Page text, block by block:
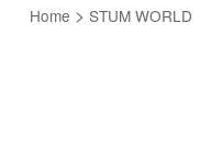
Home > STUM WORLD